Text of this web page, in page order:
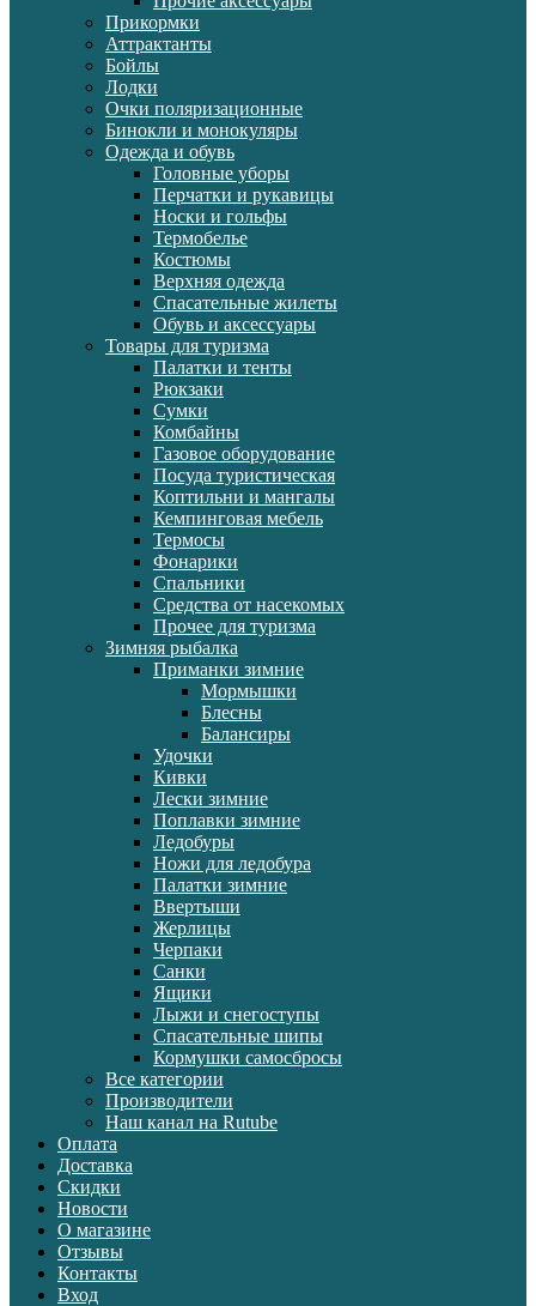
Прикормки
Аттрактанты
Бойлы
Лодки
Очки поляризационные
Бинокли и монокуляры
Одежда и обувь
Головные уборы
Перчатки и рукавицы
Носки и гольфы
Термобелье
Костюмы
Верхняя одежда
Спасательные жилеты
Обувь и аксессуары
Товары для туризма
Палатки и тенты
Рюкзаки
Сумки
Комбайны
Газовое оборудование
Посуда туристическая
Коптильни и мангалы
Кемпинговая мебель
Термосы
Фонарики
Спальники
Средства от насекомых
Прочее для туризма
Зимняя рыбалка
Приманки зимние
Мормышки
Блесны
Балансиры
Удочки
Кивки
Лески зимние
Поплавки зимние
Ледобуры
Ножи для ледобура
Палатки зимние
Ввертыши
Жерлицы
Черпаки
Санки
Ящики
Лыжи и снегоступы
Спасательные шипы
Кормушки самосбросы
Все категории
Производители
Наш канал на Rutube
Оплата
Доставка
Скидки
Новости
О магазине
Отзывы
Контакты
Вход